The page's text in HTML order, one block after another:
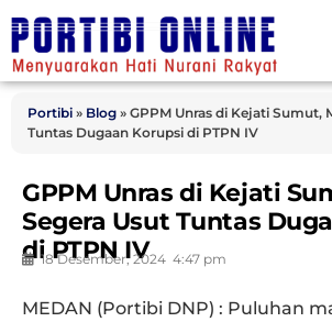
Portibi » Blog » GPPM Unras di Kejati Sumut,
Tuntas Dugaan Korupsi di PTPN IV
GPPM Unras di Kejati
Segera Usut Tuntas
di PTPN IV
18 Desember, 2024 4:47 pm
MEDAN (Portibi DNP) : Puluhan